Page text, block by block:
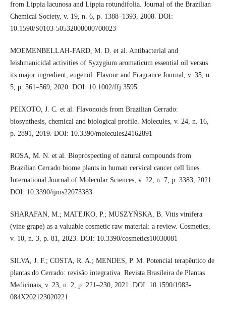
from Lippia lacunosa and Lippia rotundifolia. Journal of the Brazilian
Chemical Society, v. 19, n. 6, p. 1388–1393, 2008. DOI:
10.1590/S0103-50532008000700023
MOEMENBELLAH-FARD, M. D. et al. Antibacterial and
leishmanicidal activities of Syzygium aromaticum essential oil versus
its major ingredient, eugenol. Flavour and Fragrance Journal, v. 35, n.
5, p. 561–569, 2020. DOI: 10.1002/ffj.3595
PEIXOTO, J. C. et al. Flavonoids from Brazilian Cerrado:
biosynthesis, chemical and biological profile. Molecules, v. 24, n. 16,
p. 2891, 2019. DOI: 10.3390/molecules24162891
ROSA, M. N. et al. Bioprospecting of natural compounds from
Brazilian Cerrado biome plants in human cervical cancer cell lines.
International Journal of Molecular Sciences, v. 22, n. 7, p. 3383, 2021.
DOI: 10.3390/ijms22073383
SHARAFAN, M.; MATEJKO, P.; MUSZYŃSKA, B. Vitis vinifera
(vine grape) as a valuable cosmetic raw material: a review. Cosmetics,
v. 10, n. 3, p. 81, 2023. DOI: 10.3390/cosmetics10030081
SILVA, J. F.; COSTA, R. A.; MENDES, P. M. Potencial terapêutico de
plantas do Cerrado: revisão integrativa. Revista Brasileira de Plantas
Medicinais, v. 23, n. 2, p. 221–230, 2021. DOI: 10.1590/1983-
084X202123020221